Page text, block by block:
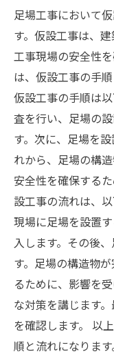
足場工事において
す。仮設工事は、
工事現場の安全性
は、仮設工事の手
仮設工事の手順は
査を行い、足場の
す。次に、足場を
れから、足場の構
安全性を確保する
設工事の流れは、
現場に足場を設置
入します。その後
す。足場の構造物
るために、影響を
な対策を講じます
を確認します。 以
順と流れになりま